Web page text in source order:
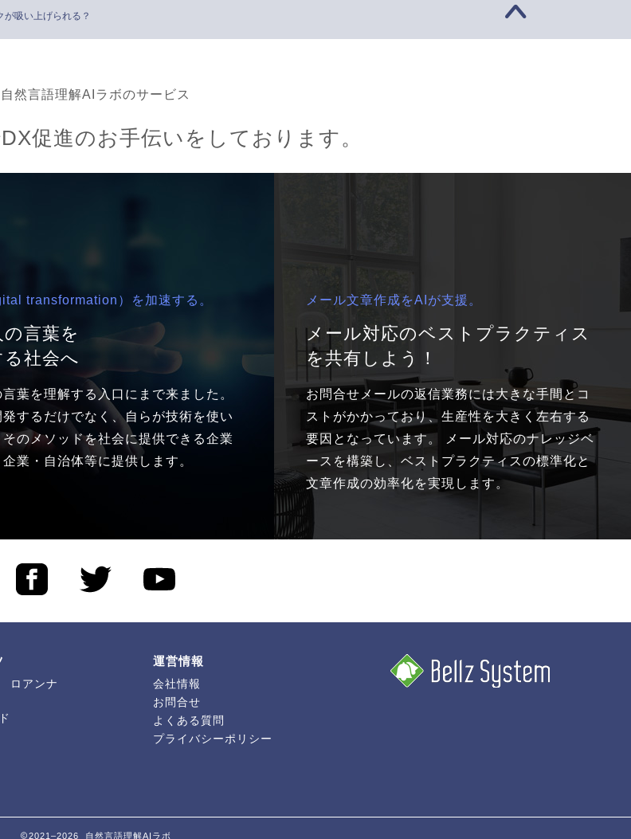
吸い上げられる？
自然言語理解AIラボのサービス
促進のお手伝いをしております。
transformation）を加速する。
言葉を
社会へ
葉を理解する入口にまで来ました。
するだけでなく、自らが技術を使い
そのメソッドを社会に提供できる企業
業・自治体等に提供します。
メール文章作成をAIが支援。
メール対応のベストプラクティス
を共有しよう！
お問合せメールの返信業務には大きな手間とコ
ストがかかっており、生産性を大きく左右する
要因となっています。 メール対応のナレッジベ
ースを構築し、ベストプラクティスの標準化と
文章作成の効率化を実現します。
ロアンナ
運営情報
会社情報
お問合せ
よくある質問
プライバシーポリシー
2021–2026 自然言語理解AIラボ